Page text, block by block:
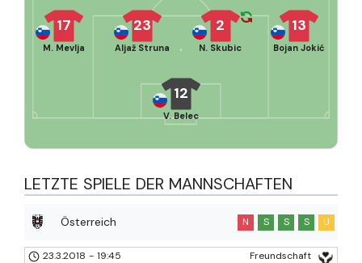
12
V. Belec
17
M. Mevlja
23
Aljaž Struna
2
N. Skubic
13
Bojan Jokić
LETZTE SPIELE DER MANNSCHAFTEN
Österreich N S S S U
Freundschaft
23.3.2018 - 19:45